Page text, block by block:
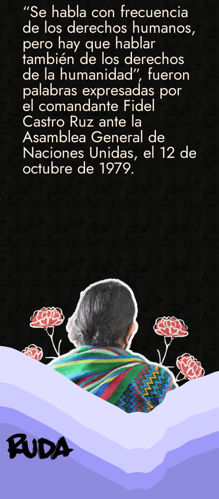
“Se habla con frecuencia
de los derechos humanos,
pero hay que hablar
también de los derechos
de la humanidad”, fueron
palabras expresadas por
el comandante Fidel
Castro Ruz ante la
Asamblea General de
Naciones Unidas, el 12 de
octubre de 1979.